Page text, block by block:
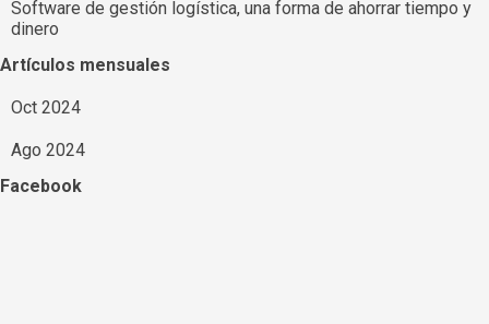
Software de gestión logística, una forma de ahorrar tiempo y
dinero
Saltar el bloque Artículos mensuales
Artículos mensuales
Oct 2024
Ago 2024
Saltar el bloque Facebook
Facebook